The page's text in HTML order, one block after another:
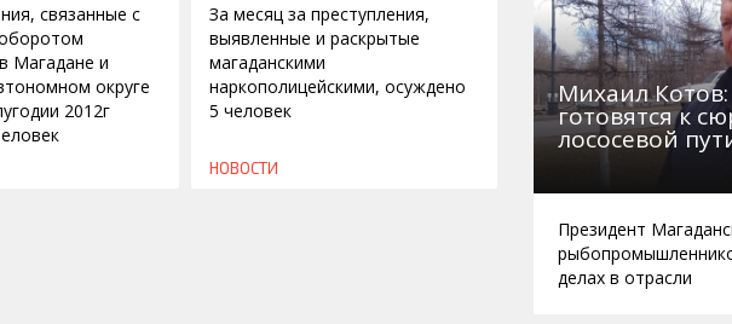
связанные с
Магадане и
округе
2012г
За месяц за преступления,
выявленные и раскрытые
магаданскими
наркополицейскими, осуждено
5 человек
НОВОСТИ
Михаил
готовятся к
лососевой
Президент
делах в отрасли